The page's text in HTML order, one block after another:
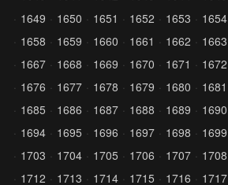
1649
1650 1651 1652 1653 1654
1658
1659 1660 1661 1662 1663
1667
1668 1669 1670 1671 1672
1676
1677 1678 1679 1680 1681
1685
1686 1687 1688 1689 1690
1694
1695 1696 1697 1698 1699
1703
1704 1705 1706 1707 1708
1712
1713 1714 1715 1716 1717